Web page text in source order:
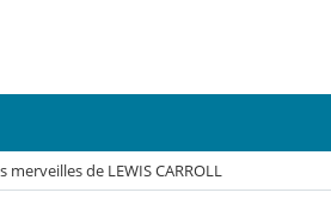
merveilles de LEWIS CARROLL